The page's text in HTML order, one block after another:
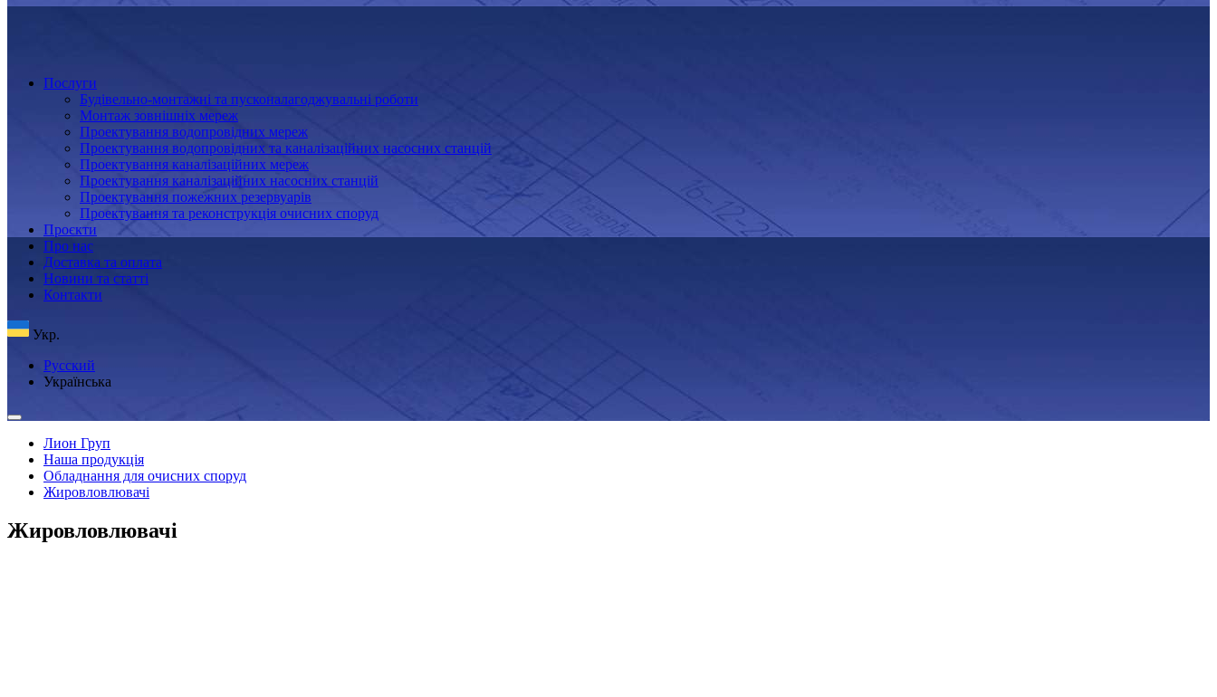
Послуги
Будівельно-монтажні та пусконалагоджувальні роботи
Монтаж зовнішніх мереж
Проектування водопровідних мереж
Проектування водопровідних та каналізаційних насосних станцій
Проектування каналізаційних мереж
Проектування каналізаційних насосних станцій
Проектування пожежних резервуарів
Проектування та реконструкція очисних споруд
Проєкти
Про нас
Доставка та оплата
Новини та статті
Контакти
Укр.
Русский
Українська
Лион Груп
Наша продукція
Обладнання для очисних споруд
Жировловлювачі
Жировловлювачі